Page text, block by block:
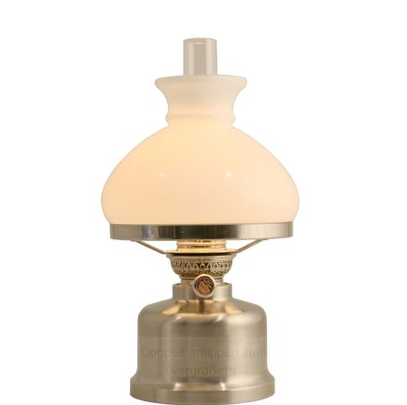
Doppelt antippen zum